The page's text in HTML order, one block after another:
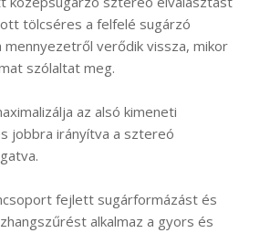
tölcséres a felfelé sugárzó
mennyezetről verődik vissza, mikor
szólaltat meg.
az alsó kimeneti
jobbra irányítva a sztereó
fejlett sugárformázást és
alkalmaz a gyors és